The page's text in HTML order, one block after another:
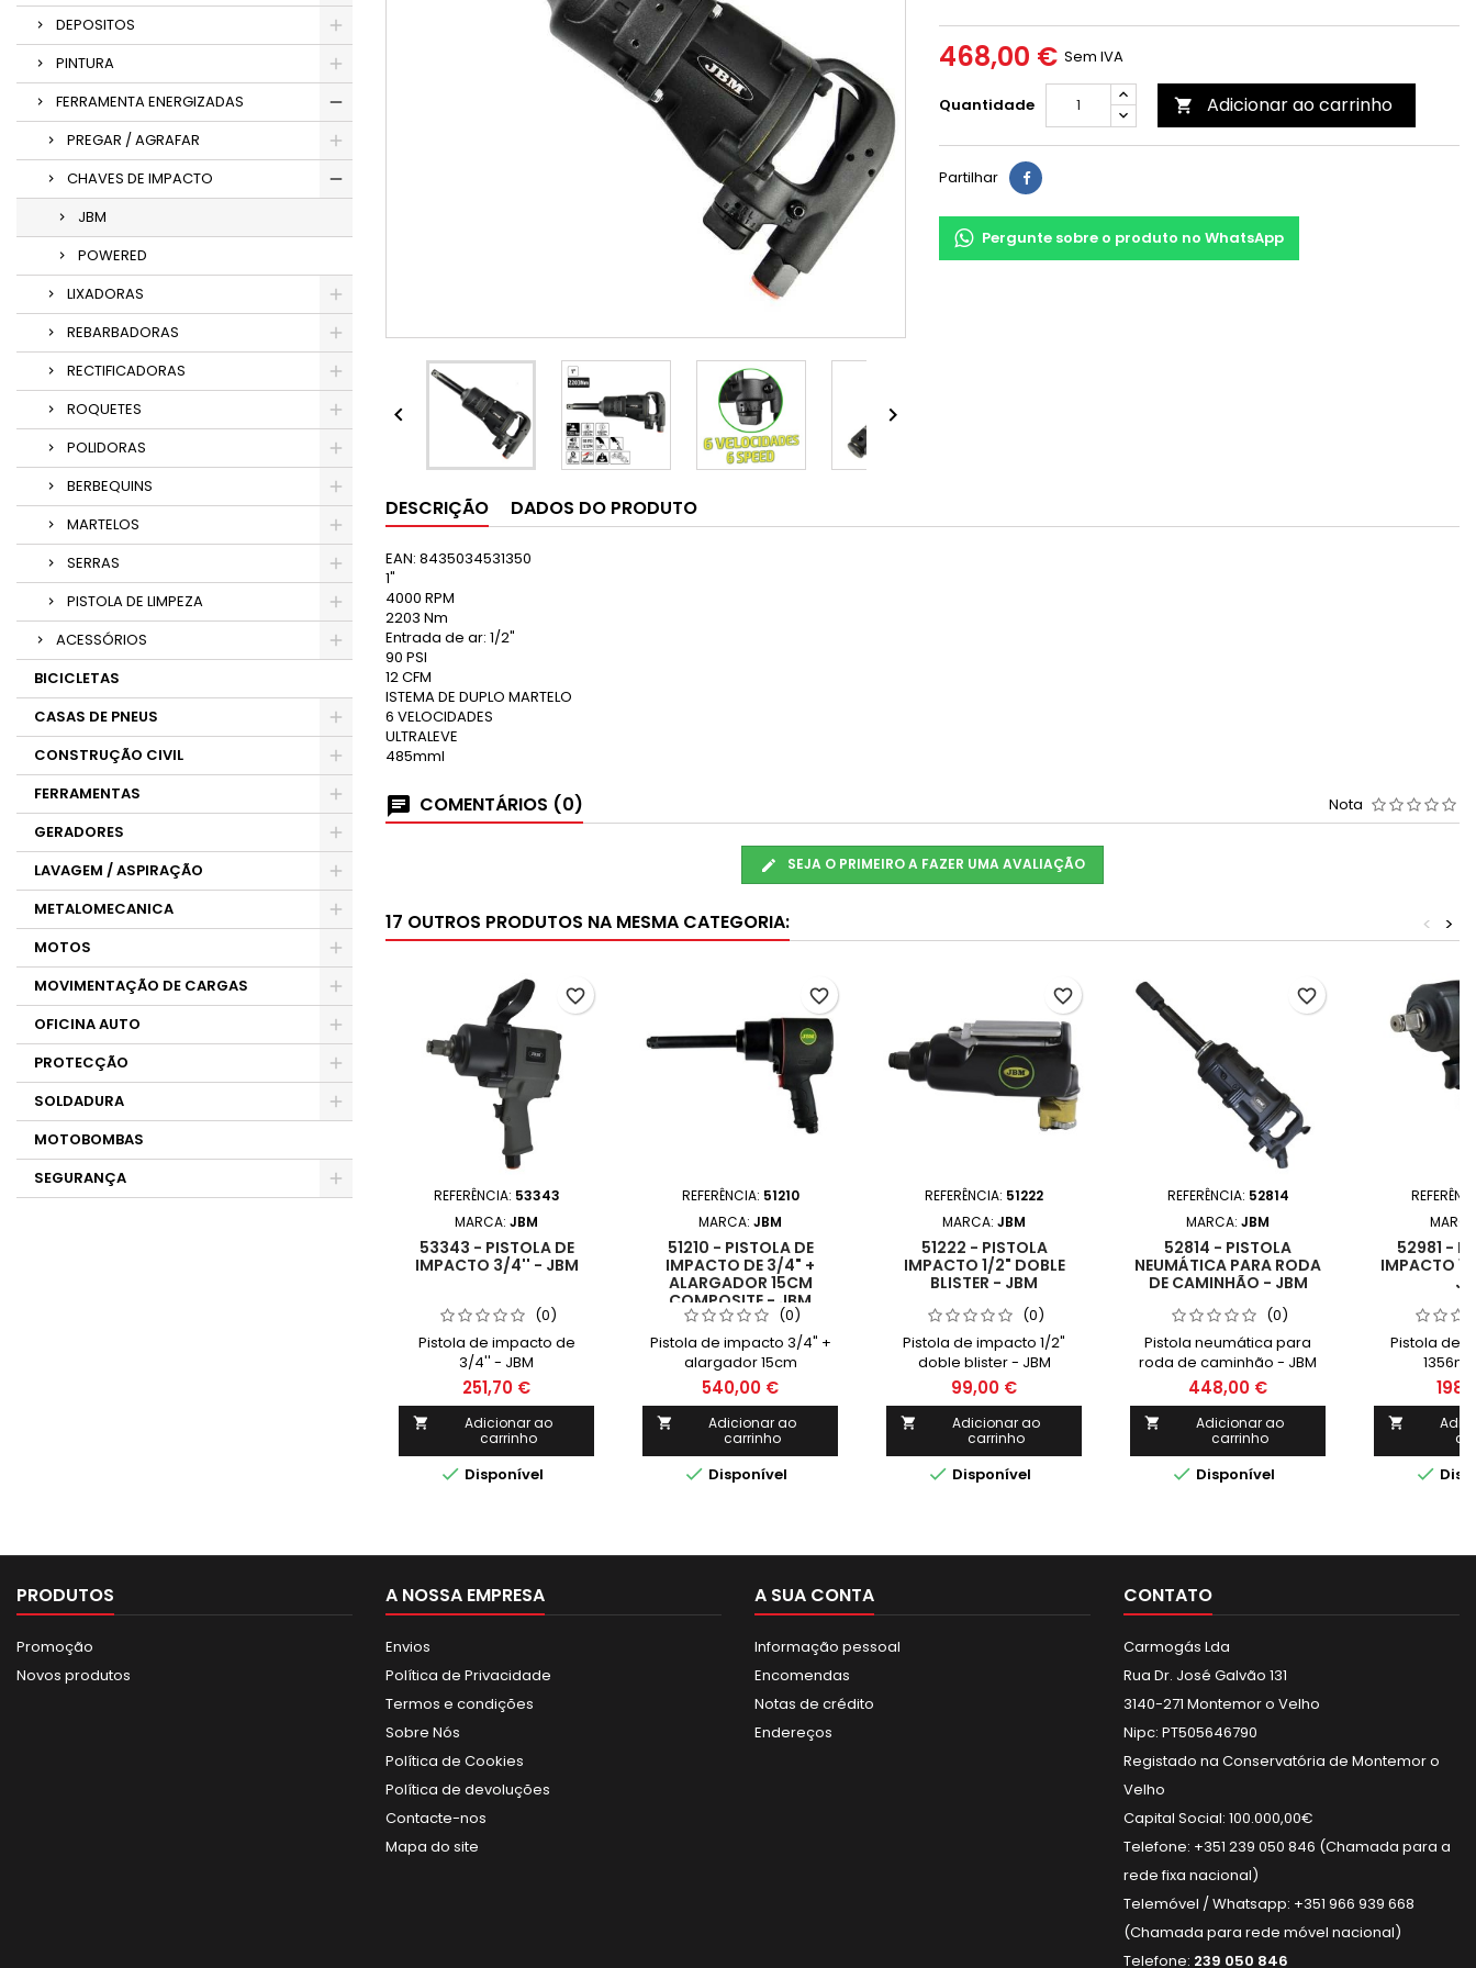
DEPOSITOS
PINTURA
FERRAMENTA ENERGIZADAS
PREGAR / AGRAFAR
CHAVES DE IMPACTO
JBM
POWERED
LIXADORAS
REBARBADORAS
RECTIFICADORAS
ROQUETES
POLIDORAS
BERBEQUINS
MARTELOS
SERRAS
PISTOLA DE LIMPEZA
ACESSÓRIOS
BICICLETAS
CASAS DE PNEUS
CONSTRUÇÃO CIVIL
FERRAMENTAS
GERADORES
LAVAGEM / ASPIRAÇÃO
METALOMECANICA
MOTOS
MOVIMENTAÇÃO DE CARGAS
OFICINA AUTO
PROTECÇÃO
SOLDADURA
MOTOBOMBAS
SEGURANÇA
 
468,00 € Sem IVA
Quantidade  Adicionar ao carrinho
Partilhar
Pergunte sobre o produto no WhatsApp
DESCRIÇÃO DADOS DO PRODUTO
EAN: 8435034531350
1"
4000 RPM
2203 Nm
Entrada de ar: 1/2"
90 PSI
12 CFM
ISTEMA DE DUPLO MARTELO
6 VELOCIDADES
ULTRALEVE
485mml
COMENTÁRIOS (0) Nota
SEJA O PRIMEIRO A FAZER UMA AVALIAÇÃO
17 OUTROS PRODUTOS NA MESMA CATEGORIA: >
<
REFERÊNCIA: 53343
MARCA: JBM
53343 - PISTOLA DE
IMPACTO 3/4'' - JBM
(0)
Pistola de impacto de
3/4'' - JBM
251,70 €

Adicionar ao
carrinho
 Disponível
favorite_border
REFERÊNCIA: 51210
MARCA: JBM
51210 - PISTOLA DE
IMPACTO DE 3/4" +
ALARGADOR 15CM
COMPOSITE - JBM
(0)
Pistola de impacto 3/4" +
alargador 15cm
composite - JBM
540,00 €

Adicionar ao
carrinho
 Disponível
favorite_border
REFERÊNCIA: 51222
MARCA: JBM
51222 - PISTOLA
IMPACTO 1/2" DOBLE
BLISTER - JBM
(0)
Pistola de impacto 1/2"
doble blister - JBM
99,00 €

Adicionar ao
carrinho
 Disponível
favorite_border
REFERÊNCIA: 52814
MARCA: JBM
52814 - PISTOLA
NEUMÁTICA PARA RODA
DE CAMINHÃO - JBM
(0)
Pistola neumática para
roda de caminhão - JBM
448,00 €

Adicionar ao
carrinho
 Disponível
favorite_border
52981 -
IMPACTO
Pistola de


PRODUTOS
Promoção
Novos produtos
A NOSSA EMPRESA
Envios
Política de Privacidade
Termos e condições
Sobre Nós
Política de Cookies
Política de devoluções
Contacte-nos
Mapa do site
A SUA CONTA
Informação pessoal
Encomendas
Notas de crédito
Endereços
CONTATO
Carmogás Lda
Rua Dr. José Galvão 131
3140-271 Montemor o Velho
Nipc: PT505646790
Registado na Conservatória de Montemor o
Velho
Capital Social: 100.000,00€
Telefone: +351 239 050 846 (Chamada para a
rede fixa nacional)
Telemóvel / Whatsapp: +351 966 939 668
(Chamada para rede móvel nacional)
Telefone: 239 050 846